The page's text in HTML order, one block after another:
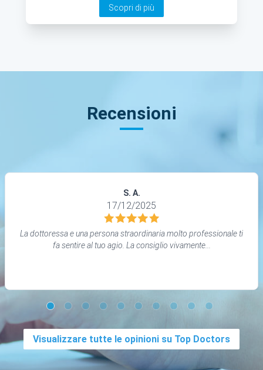
hanno dimostrato di ottenere ottimi risultati
Scopri di più
Recensioni
S. A.
17/12/2025
La dottoressa e una persona straordinaria molto professionale ti
fa sentire al tuo agio. La consiglio vivamente...
Visualizzare tutte le opinioni su Top Doctors